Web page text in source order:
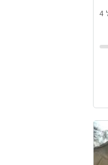
לכותלי בתי החולים. באירוע דום לב יש חלון זהב של 4